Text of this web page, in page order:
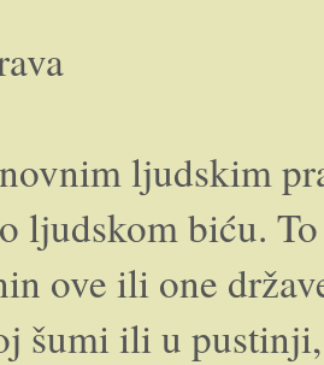
ljudskim
ljudskom biću.
ove ili one
šumi ili u